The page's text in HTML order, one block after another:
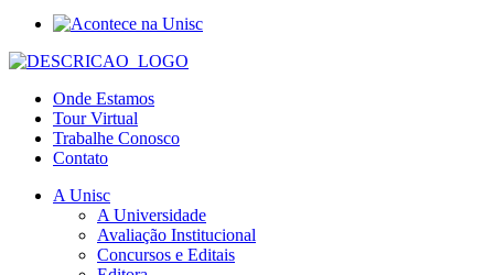
Onde Estamos
Tour Virtual
Trabalhe Conosco
Contato
A Unisc
A Universidade
Avaliação Institucional
Concursos e Editais